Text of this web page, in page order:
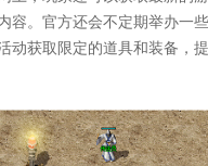
容。官方还会不定期举办一
动获取限定的道具和装备，